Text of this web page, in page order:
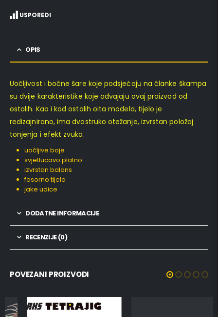
USPOREDI
OPIS
Uočljivost i bočne šare koje podsjećaju na članke škampa
su dvije karakteristike koje odvajaju ovaj proizvod od
ostalih. Kao i kod ostalih oita modela, tijelo je
redizajnirano, ima dvostruko otežanje, izvrstan položaj
tonjenja i efekt zvuka.
uočljive boje
svjetlucavo platno
izvrstan balans
fosorno tijelo
jake udice
DODATNE INFORMACIJE
RECENZIJE (0)
POVEZANI PROIZVODI